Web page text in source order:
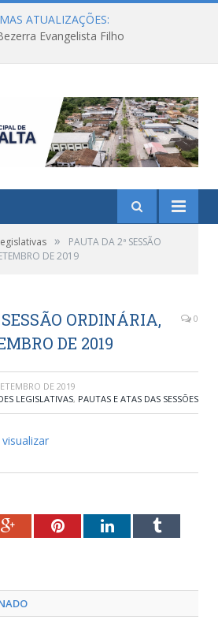
ATUALIZAÇÕES:
Evangelista Filho
»
PAUTA DA 2ª SESSÃO
DE 2019
ORDINÁRIA,
DE 2019
0
DE 2019
LEGISLATIVAS, PAUTAS E ATAS DAS SESSÕES
Google+PinterestLinkedInTumblr